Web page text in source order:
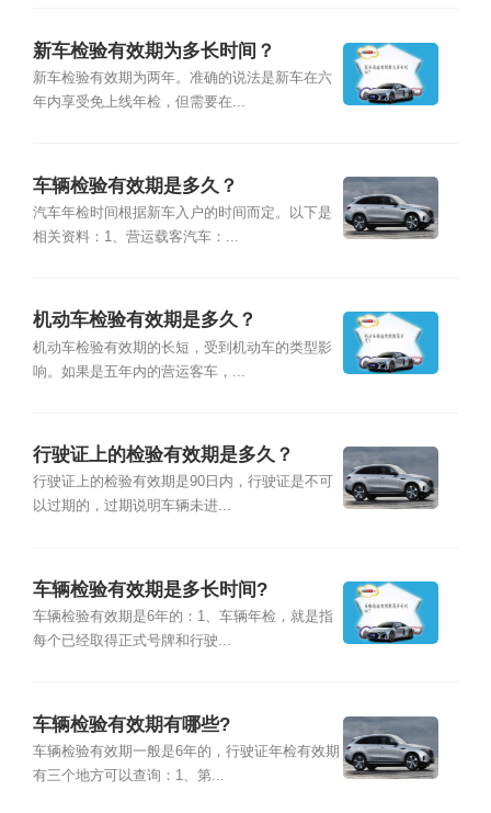
新车检验有效期为多长时间？
新车检验有效期为两年。准确的说法是新车在六
年内享受免上线年检，但需要在...
车辆检验有效期是多久？
汽车年检时间根据新车入户的时间而定。以下是
相关资料：1、营运载客汽车：...
机动车检验有效期是多久？
机动车检验有效期的长短，受到机动车的类型影
响。如果是五年内的营运客车，...
行驶证上的检验有效期是多久？
行驶证上的检验有效期是90日内，行驶证是不可
以过期的，过期说明车辆未进...
车辆检验有效期是多长时间?
车辆检验有效期是6年的：1、车辆年检，就是指
每个已经取得正式号牌和行驶...
车辆检验有效期有哪些?
车辆检验有效期一般是6年的，行驶证年检有效期
有三个地方可以查询：1、第...